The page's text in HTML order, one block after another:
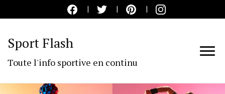
Sport Flash
Toute l'info sportive en continu